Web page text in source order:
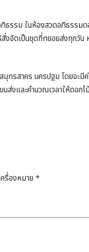
รรม ในห้องสวดอภิธรรม
จัดเป็นชุดที่ทยอยส่งทุกวัน
ทรสาคร นครปฐม โดยจะ
ส่งและคำนวณเวลาให้ดอ
รื่องหมาย *